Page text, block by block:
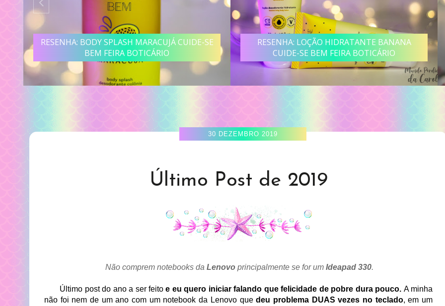
RESENHA: BODY SPLASH MARACUJÁ CUIDE-SE
BEM FEIRA BOTICÁRIO
RESENHA: LOÇÃO HIDRATANTE BANANA
CUIDE-SE BEM FEIRA BOTICÁRIO
30 DEZEMBRO 2019
Último Post de 2019
Não comprem notebooks da Lenovo principalmente se for um Ideapad 330.
Último post do ano a ser feitoe eu quero iniciar falando que felicidade de pobre dura pouco. A minha
não foi nem de um ano com um notebook da Lenovo quedeu problema DUAS vezes no teclado, em um